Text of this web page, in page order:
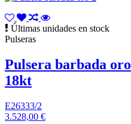
Últimas unidades en stock
Pulseras
Pulsera barbada oro
18kt
E26333/2
3.528,00 €